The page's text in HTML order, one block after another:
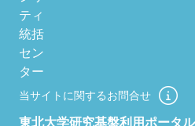
東北大学研究基盤利用ポータル
当サイトに関するお問合せ